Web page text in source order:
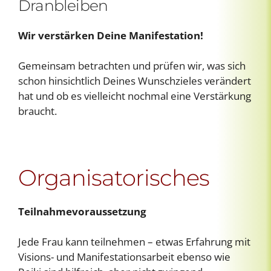
Dranbleiben
Wir verstärken Deine Manifestation!
Gemeinsam betrachten und prüfen wir, was sich
schon hinsichtlich Deines Wunschzieles verändert
hat und ob es vielleicht nochmal eine Verstärkung
braucht.
Organisatorisches
Teilnahmevoraussetzung
Jede Frau kann teilnehmen – etwas Erfahrung mit
Visions- und Manifestationsarbeit ebenso wie